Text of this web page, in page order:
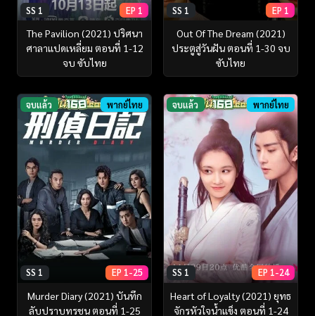
SS 1 EP 1
The Pavilion (2021) ปริศนา
ศาลาแปดเหลี่ยม ตอนที่ 1-12
จบ ซับไทย
SS 1 EP 1
Out Of The Dream (2021)
ประตูสู่วันฝัน ตอนที่ 1-30 จบ
ซับไทย
จบแล้ว พากย์ไทย
SS 1 EP 1-25
Murder Diary (2021) บันทึก
ลับปราบทรชน ตอนที่ 1-25
จบแล้ว พากย์ไทย
SS 1 EP 1-24
Heart of Loyalty (2021) ยุทธ
จักรหัวใจน้ำแข็ง ตอนที่ 1-24